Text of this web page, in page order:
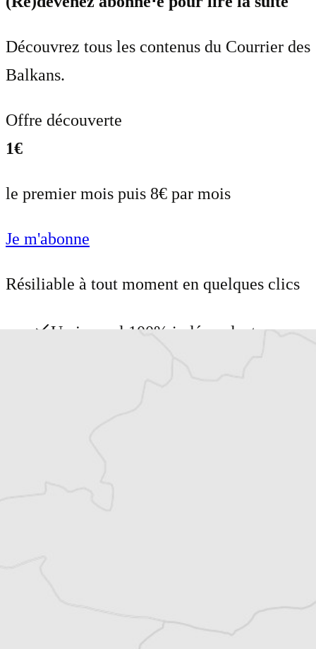
Découvrez tous les contenus du Courrier des
Balkans.
Offre découverte
1€
le premier mois puis 8€ par mois
Je m'abonne
Résiliable à tout moment en quelques clics
Un journal 100% indépendant